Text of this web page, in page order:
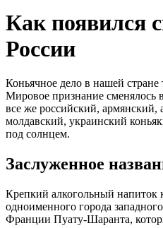
Как появился
России
Коньячное дело в нашей стране
Мировое признание сменялось
все же российский, армянский,
молдавский, украинский
под солнцем.
Заслуженное
Крепкий алкогольный напиток
одноименного города
Франции Пуату-Шаранта,